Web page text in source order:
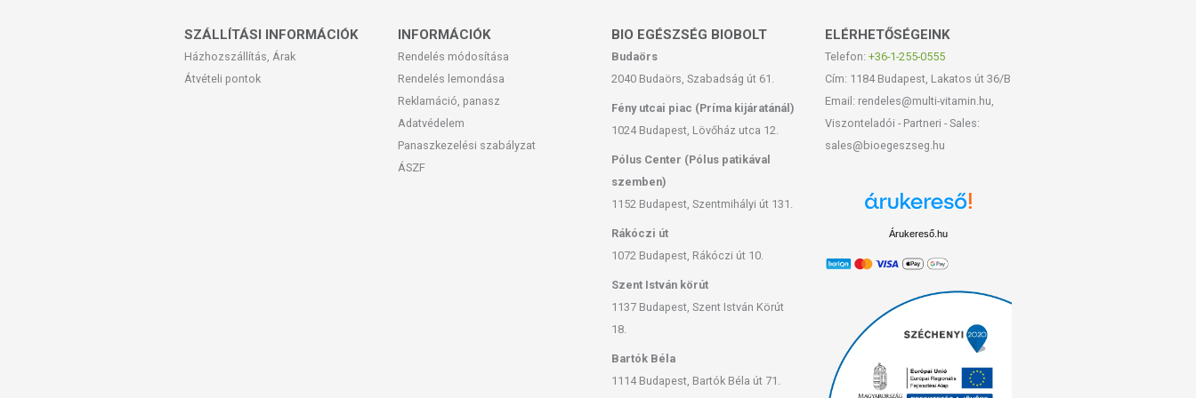
SZÁLLÍTÁSI INFORMÁCIÓK
Házhozszállítás, Árak
Átvételi pontok
INFORMÁCIÓK
Rendelés módosítása
Rendelés lemondása
Reklamáció, panasz
Adatvédelem
Panaszkezelési szabályzat
ÁSZF
BIO EGÉSZSÉG BIOBOLT
Budaörs
2040 Budaörs, Szabadság út 61.
Fény utcai piac (Príma kijáratánál)
1024 Budapest, Lövőház utca 12.
Pólus Center (Pólus patikával
szemben)
1152 Budapest, Szentmihályi út 131.
Rákóczi út
1072 Budapest, Rákóczi út 10.
Szent István körút
1137 Budapest, Szent István Körút
18.
Bartók Béla
1114 Budapest, Bartók Béla út 71.
ELÉRHETŐSÉGEINK
Telefon: +36-1-255-0555
Cím: 1184 Budapest, Lakatos út 36/B
Email: rendeles@multi-vitamin.hu,
Viszonteladói - Partneri - Sales:
sales@bioegeszseg.hu
Árukereső.hu